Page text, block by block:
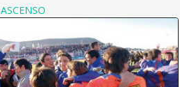
ASCENSO